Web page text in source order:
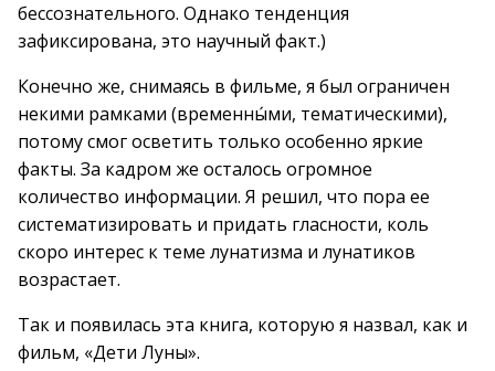
бессознательного. Однако тенденция
зафиксирована, это научный факт.)
Конечно же, снимаясь в фильме, я был ограничен
некими рамками (временны́ми, тематическими),
потому смог осветить только особенно яркие
факты. За кадром же осталось огромное
количество информации. Я решил, что пора ее
систематизировать и придать гласности, коль
скоро интерес к теме лунатизма и лунатиков
возрастает.
Так и появилась эта книга, которую я назвал, как и
фильм, «Дети Луны».